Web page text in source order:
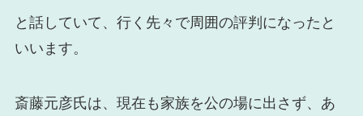
と話していて、行く先々で周囲の評判になったと
いいます。
斎藤元彦氏は、現在も家族を公の場に出さず、あ